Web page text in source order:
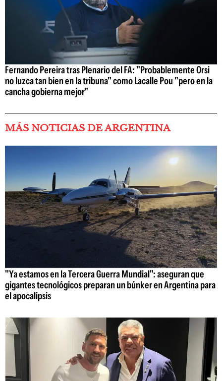
Fernando Pereira tras Plenario del FA: "Probablemente Orsi
no luzca tan bien en la tribuna" como Lacalle Pou "pero en la
cancha gobierna mejor"
MÁS NOTICIAS DE ARGENTINA
"Ya estamos en la Tercera Guerra Mundial": aseguran que
gigantes tecnológicos preparan un búnker en Argentina para
el apocalipsis